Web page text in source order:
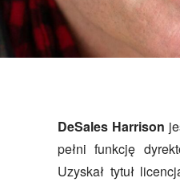
DeSales Harrison
pełni funkcję
Uzyskał tytuł